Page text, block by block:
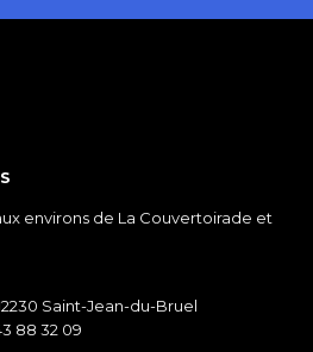
environs de La Couvertoirade et
Saint-Jean-du-Bruel
88 32 09